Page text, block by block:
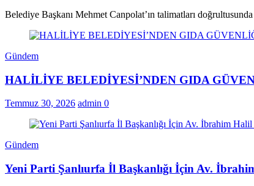
Belediye Başkanı Mehmet Canpolat’ın talimatları
Gündem
HALİLİYE BELEDİYESİ’NDEN GIDA
Temmuz 30, 2026 admin 0
Gündem
Yeni Parti Şanlıurfa İl Başkanlığı İçin Av.